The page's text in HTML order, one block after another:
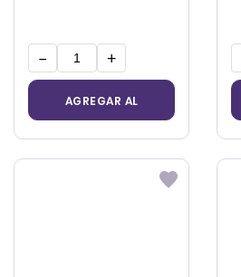
− +
AGREGAR AL
CARRITO